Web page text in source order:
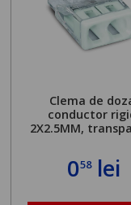
Clema de
conductor
2X2.5MM,
058lei